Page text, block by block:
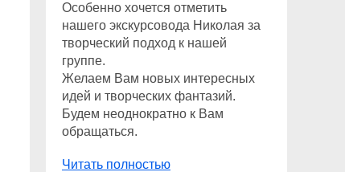
Особенно хочется отметить
нашего экскурсовода Николая за
творческий подход к нашей
группе.
Желаем Вам новых интересных
идей и творческих фантазий.
Будем неоднократно к Вам
обращаться.
Читать полностью